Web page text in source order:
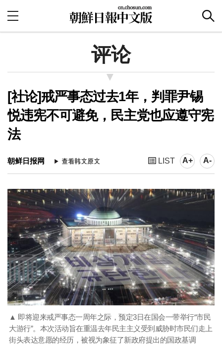
评论
[社论]戒严事态过去1年，判罪尹锡
悦违宪不可避免，民主党也应遵守宪
法
朝鲜日报网 LIST A+ A-
▲ 即将迎来戒严事态一周年之际，预定3日在国会一带举行“市民
大游行”。本次活动旨在重温去年民主主义受到威胁时市民们走上
街头表达意愿的经历，被视为象征了新政府提出的国政基调